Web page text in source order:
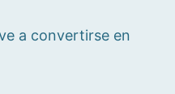
a convertirse en